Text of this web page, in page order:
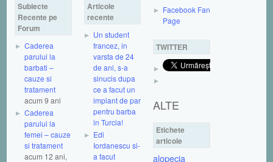
Subiecte
Recente pe
Forum
Caderea
parului la
barbati –
cauze si
tratament
acum 9 ani
Caderea
parului la
femei – cauze
si tratament
acum 12 ani,
Articole
recente
Un student
francez, in
varsta de 24
de ani, s-a
sinucis dupa
ce a facut un
implant de par
pentru barba
in Turcia!
Edi
Iordanescu si-
a facut
Facebook Fan
Page
TWITTER
ALTE
Etichete
articole
alopecia